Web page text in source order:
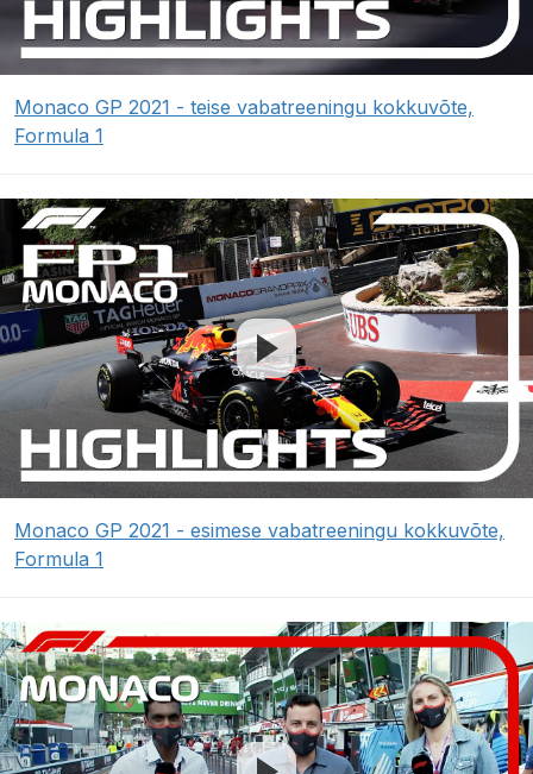
Monaco GP 2021 - teise vabatreeningu kokkuvõte,
Formula 1
Monaco GP 2021 - esimese vabatreeningu kokkuvõte,
Formula 1